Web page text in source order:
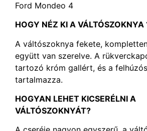
Ford Mondeo 4
HOGY NÉZ KI A VÁLTÓSZOKNYA
A váltószoknya fekete,
együtt van szerelve. A
tartozó króm gallért, és a
tartalmazza.
HOGYAN LEHET KICSERÉLNI A
VÁLTÓSZOKNYÁT?